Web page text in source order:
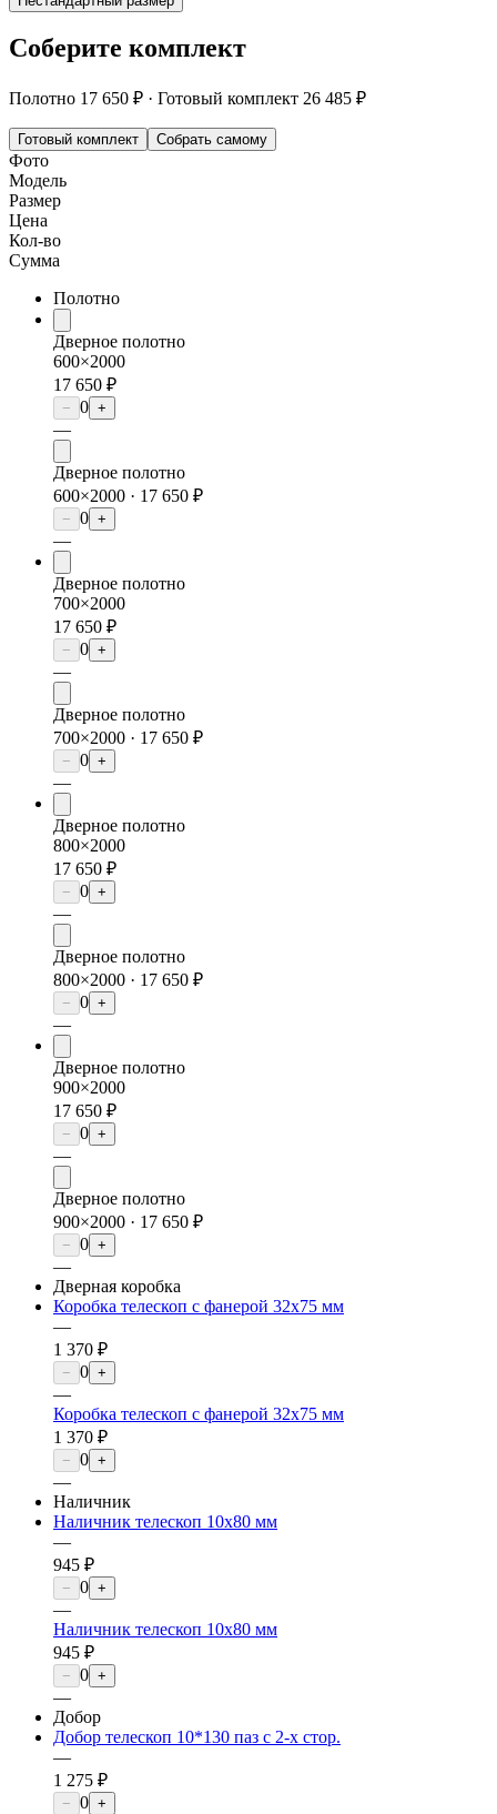
Соберите комплект
Полотно 17 650 ₽ · Готовый комплект 26 485 ₽
Готовый комплект Собрать самому
Фото
Модель
Размер
Цена
Кол-во
Сумма
Полотно
Дверное полотно
600×2000
17 650 ₽
− 0 +
—
Дверное полотно
600×2000 · 17 650 ₽
− 0 +
—
Дверное полотно
700×2000
17 650 ₽
− 0 +
—
Дверное полотно
700×2000 · 17 650 ₽
− 0 +
—
Дверное полотно
800×2000
17 650 ₽
− 0 +
—
Дверное полотно
800×2000 · 17 650 ₽
− 0 +
—
Дверное полотно
900×2000
17 650 ₽
− 0 +
—
Дверное полотно
900×2000 · 17 650 ₽
− 0 +
—
Дверная коробка
Коробка телескоп с фанерой 32х75 мм
—
1 370 ₽
− 0 +
—
Коробка телескоп с фанерой 32х75 мм
1 370 ₽
− 0 +
—
Наличник
Наличник телескоп 10х80 мм
—
945 ₽
− 0 +
—
Наличник телескоп 10х80 мм
945 ₽
− 0 +
—
Добор
Добор телескоп 10*130 паз с 2-х стор.
—
1 275 ₽
− 0 +